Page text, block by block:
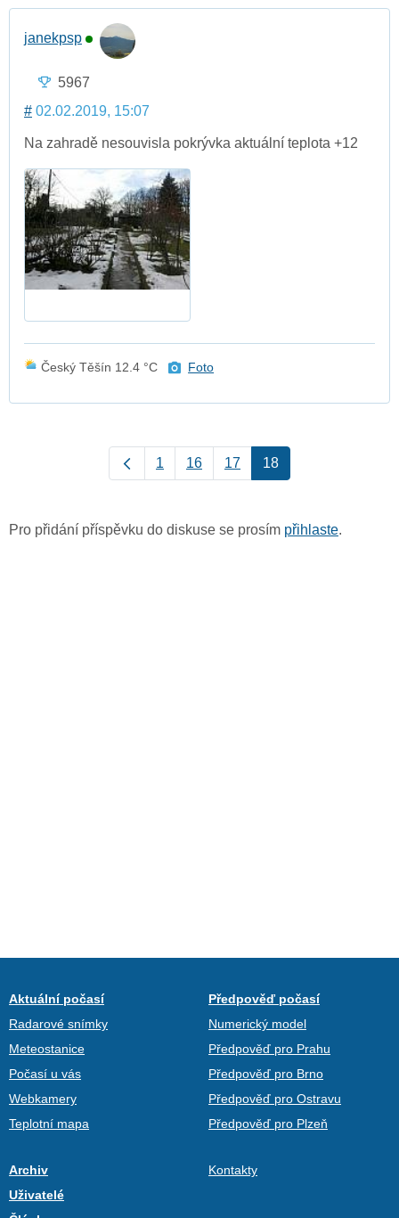
janekpsp
5967
# 02.02.2019, 15:07
Na zahradě nesouvisla pokrývka aktuální teplota +12
Český Těšín 12.4 °C Foto
1 16 17 18
Pro přidání příspěvku do diskuse se prosím přihlaste.
Aktuální počasí
Radarové snímky
Meteostanice
Počasí u vás
Webkamery
Teplotní mapa
Předpověď počasí
Numerický model
Předpověď pro Prahu
Předpověď pro Brno
Předpověď pro Ostravu
Předpověď pro Plzeň
Archiv
Uživatelé
Kontakty